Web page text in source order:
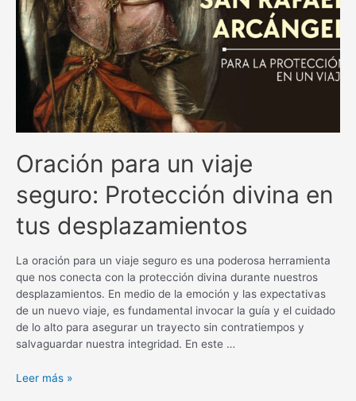
espiritual
inigualable.
Oración para un viaje
seguro: Protección divina en
tus desplazamientos
La oración para un viaje seguro es una poderosa herramienta
que nos conecta con la protección divina durante nuestros
desplazamientos. En medio de la emoción y las expectativas
de un nuevo viaje, es fundamental invocar la guía y el cuidado
de lo alto para asegurar un trayecto sin contratiempos y
salvaguardar nuestra integridad. En este …
Oración
Leer más »